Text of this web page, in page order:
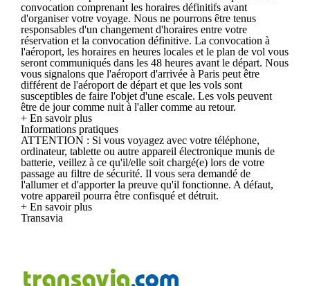
convocation comprenant les horaires définitifs avant
d'organiser votre voyage. Nous ne pourrons être tenus
responsables d'un changement d'horaires entre votre
réservation et la convocation définitive. La convocation à
l'aéroport, les horaires en heures locales et le plan de vol vous
seront communiqués dans les 48 heures avant le départ. Nous
vous signalons que l'aéroport d'arrivée à Paris peut être
différent de l'aéroport de départ et que les vols sont
susceptibles de faire l'objet d'une escale. Les vols peuvent
être de jour comme nuit à l'aller comme au retour.
+ En savoir plus
Informations pratiques
ATTENTION : Si vous voyagez avec votre téléphone,
ordinateur, tablette ou autre appareil électronique munis de
batterie, veillez à ce qu'il/elle soit chargé(e) lors de votre
passage au filtre de sécurité. Il vous sera demandé de
l'allumer et d'apporter la preuve qu'il fonctionne. A défaut,
votre appareil pourra être confisqué et détruit.
+ En savoir plus
Transavia